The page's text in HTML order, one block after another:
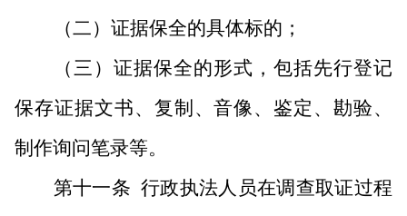
（二）证据保全的具体标的；
（三）证据保全的形式，包括先行登记
保存证据文书、复制、音像、鉴定、勘验、
制作询问笔录等。
第十一条 行政执法人员在调查取证过程